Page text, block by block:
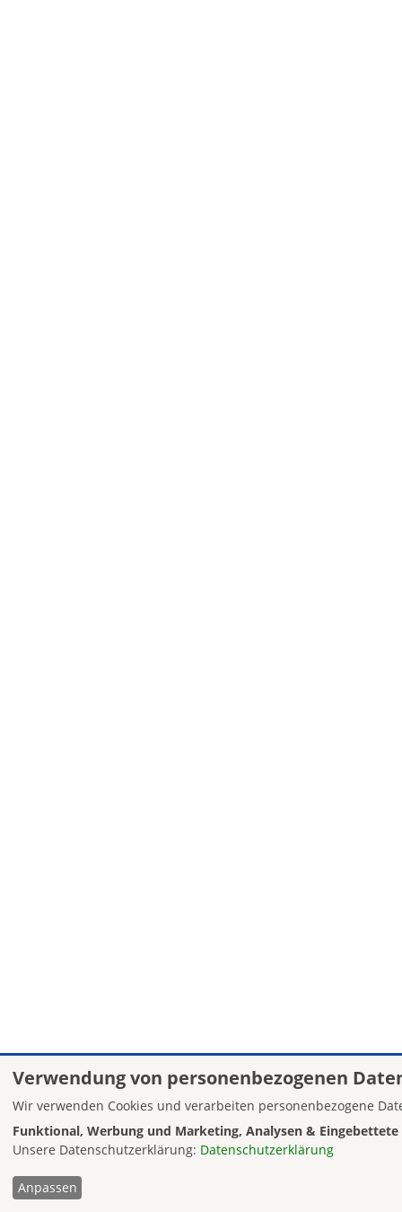
Verwendung von personenbezogenen
Wir verwenden Cookies und verarbeiten personenbezogene
Funktional, Werbung und Marketing, Analysen &
Unsere Datenschutzerklärung: Datenschutzerklärung
Anpassen